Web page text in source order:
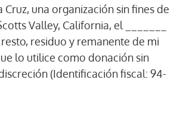
una organización sin fines de
Valley, California, el _______
residuo y remanente de mi
lo utilice como donación sin
(Identificación fiscal: 94-